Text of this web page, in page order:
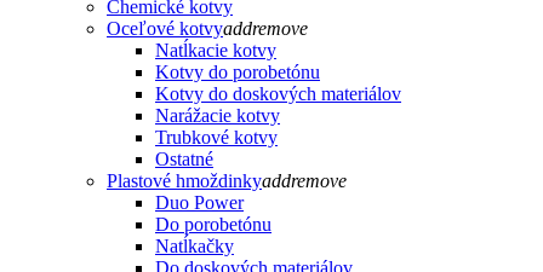
Chemické kotvy
Oceľové kotvyaddremove
Natĺkacie kotvy
Kotvy do porobetónu
Kotvy do doskových materiálov
Narážacie kotvy
Trubkové kotvy
Ostatné
Plastové hmoždinkyaddremove
Duo Power
Do porobetónu
Natĺkačky